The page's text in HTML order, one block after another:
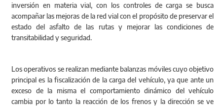
inversión en materia vial, con los controles de carga se busca
acompañar las mejoras de la red vial con el propósito de preservar el
estado del asfalto de las rutas y mejorar las condiciones de
transitabilidad y seguridad.
Los operativos se realizan mediante balanzas móviles cuyo objetivo
principal es la fiscalización de la carga del vehículo, ya que ante un
exceso de la misma el comportamiento dinámico del vehículo
cambia por lo tanto la reacción de los frenos y la dirección se ve